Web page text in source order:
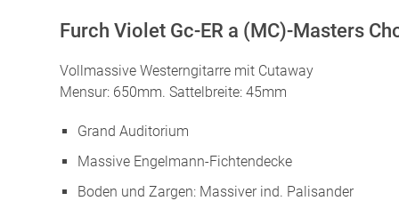
Furch Violet Gc-ER a (MC)-Masters
Vollmassive Westerngitarre mit Cutaway
Mensur: 650mm. Sattelbreite: 45mm
Grand Auditorium
Massive Engelmann-Fichtendecke
Boden und Zargen: Massiver ind. Palisander